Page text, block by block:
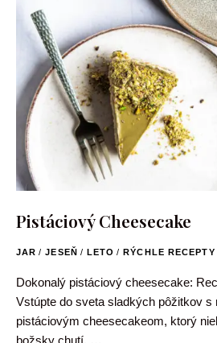
Pistáciový Cheesecake
JAR / JESEŇ / LETO / RÝCHLE RECEPTY
Dokonalý pistáciový cheesecake:
Vstúpte do sveta sladkých pôžitkov s
pistáciovým cheesecakeom, ktorý
božsky chutí. …